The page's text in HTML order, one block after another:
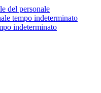
del personale
tempo indeterminato
indeterminato